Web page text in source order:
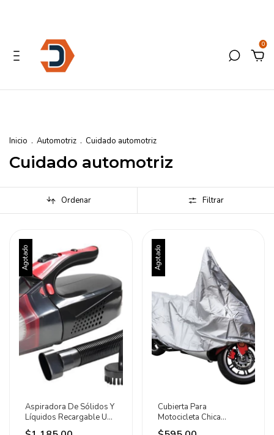
0
Inicio . Automotriz . Cuidado automotriz
Cuidado automotriz
Ordenar Filtrar
Agotado
Aspiradora De Sólidos Y
Líquidos Recargable Usb
120w Mikels Negro
Agotado
Cubierta Para
Motocicleta Chica
Material Transpirable